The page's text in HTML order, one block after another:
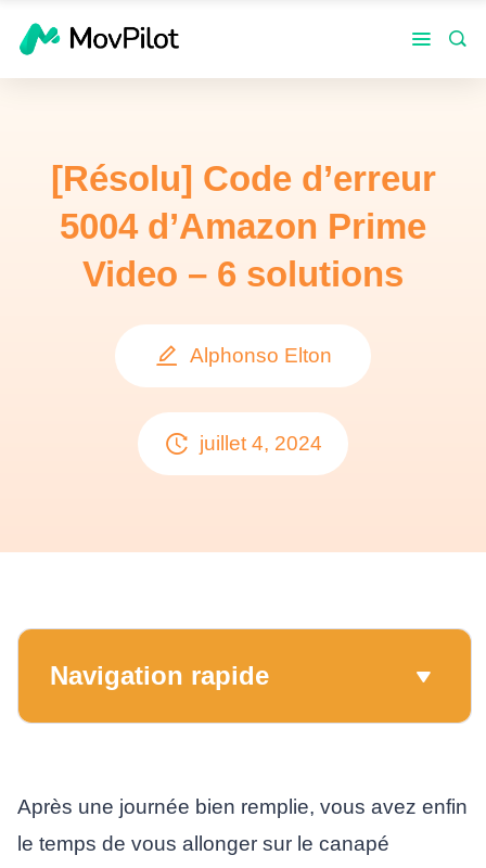
[Résolu] Code d’erreur
5004 d’Amazon Prime
Video – 6 solutions
Alphonso Elton
juillet 4, 2024
Navigation rapide
Après une journée bien remplie, vous avez enfin
le temps de vous allonger sur le canapé